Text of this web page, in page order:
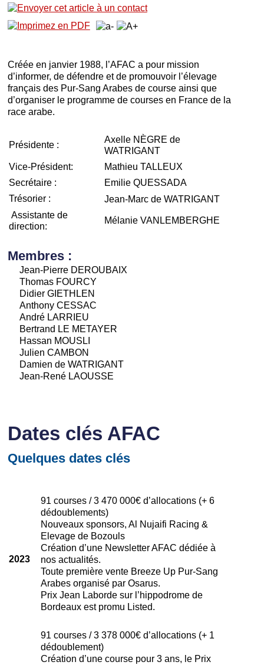
Créée en janvier 1988, l’AFAC a pour mission
d’informer, de défendre et de promouvoir l’élevage
français des Pur-Sang Arabes de course ainsi que
d’organiser le programme de courses en France de la
race arabe.
Présidente :
Axelle NÈGRE de
WATRIGANT
Vice-Président:
Mathieu TALLEUX
Secrétaire :
Emilie QUESSADA
Trésorier :
Jean-Marc de WATRIGANT
Assistante de
direction:
Mélanie VANLEMBERGHE
Membres :
Jean-Pierre DEROUBAIX
Thomas FOURCY
Didier GIETHLEN
Anthony CESSAC
André LARRIEU
Bertrand LE METAYER
Hassan MOUSLI
Julien CAMBON
Damien de WATRIGANT
Jean-René LAOUSSE
Dates clés AFAC
Quelques dates clés
2023
91 courses / 3 470 000€ d’allocations (+ 6
dédoublements)
Nouveaux sponsors, Al Nujaifi Racing &
Elevage de Bozouls
Création d’une Newsletter AFAC dédiée à
nos actualités.
Toute première vente Breeze Up Pur-Sang
Arabes organisé par Osarus.
Prix Jean Laborde sur l’hippodrome de
Bordeaux est promu Listed.
91 courses / 3 378 000€ d’allocations (+ 1
dédoublement)
Création d’une course pour 3 ans, le Prix